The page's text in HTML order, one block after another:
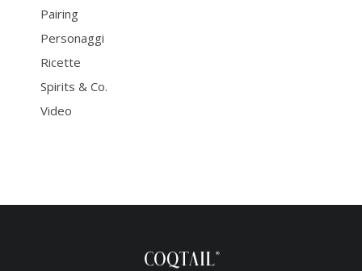
Pairing
Personaggi
Ricette
Spirits & Co.
Video